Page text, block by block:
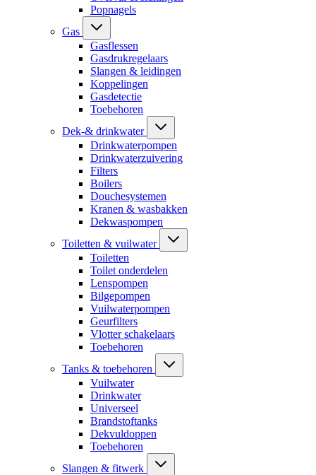
Popnagels
Gas
Gasflessen
Gasdrukregelaars
Slangen & leidingen
Koppelingen
Gasdetectie
Toebehoren
Dek-& drinkwater
Drinkwaterpompen
Drinkwaterzuivering
Filters
Boilers
Douchesystemen
Kranen & wasbakken
Dekwaspompen
Toiletten & vuilwater
Toiletten
Toilet onderdelen
Lenspompen
Bilgepompen
Vuilwaterpompen
Geurfilters
Vlotter schakelaars
Toebehoren
Tanks & toebehoren
Vuilwater
Drinkwater
Universeel
Brandstoftanks
Dekvuldoppen
Toebehoren
Slangen & fitwerk